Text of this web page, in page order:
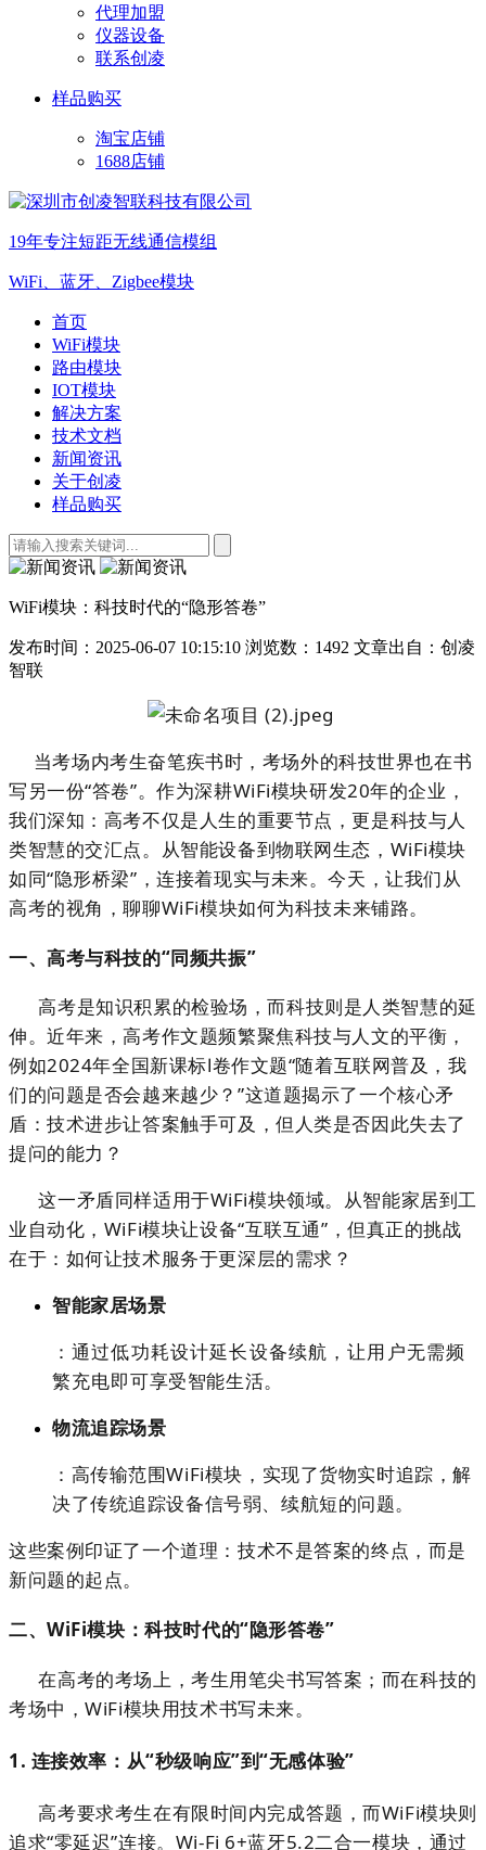
代理加盟
仪器设备
联系创凌
样品购买
淘宝店铺
1688店铺
19年专注短距无线通信模组
WiFi、蓝牙、Zigbee模块
首页
WiFi模块
路由模块
IOT模块
解决方案
技术文档
新闻资讯
关于创凌
样品购买
WiFi模块：科技时代的“隐形答卷”
发布时间：2025-06-07 10:15:10 浏览数：1492 文章出自：创凌
智联
当考场内考生奋笔疾书时，考场外的科技世界也在书
写另一份“答卷”。作为深耕WiFi模块研发20年的企业，
我们深知：高考不仅是人生的重要节点，更是科技与人
类智慧的交汇点。从智能设备到物联网生态，WiFi模块
如同“隐形桥梁”，连接着现实与未来。今天，让我们从
高考的视角，聊聊WiFi模块如何为科技未来铺路。
一、高考与科技的“同频共振”
高考是知识积累的检验场，而科技则是人类智慧的延
伸。近年来，高考作文题频繁聚焦科技与人文的平衡，
例如2024年全国新课标Ⅰ卷作文题“随着互联网普及，我
们的问题是否会越来越少？”这道题揭示了一个核心矛
盾：技术进步让答案触手可及，但人类是否因此失去了
提问的能力？
这一矛盾同样适用于WiFi模块领域。从智能家居到工
业自动化，WiFi模块让设备“互联互通”，但真正的挑战
在于： 如何让技术服务于更深层的需求？
智能家居场景
：通过低功耗设计延长设备续航，让用户无需频
繁充电即可享受智能生活。
物流追踪场景
：高传输范围WiFi模块，实现了货物实时追踪，解
决了传统追踪设备信号弱、续航短的问题。
这些案例印证了一个道理： 技术不是答案的终点，而是
新问题的起点。
二、WiFi模块：科技时代的“隐形答卷”
在高考的考场上，考生用笔尖书写答案；而在科技的
考场中，WiFi模块用技术书写未来。
1. 连接效率：从“秒级响应”到“无感体验”
高考要求考生在有限时间内完成答题，而WiFi模块则
追求“零延迟”连接。Wi-Fi 6+蓝牙5.2二合一模块，通过